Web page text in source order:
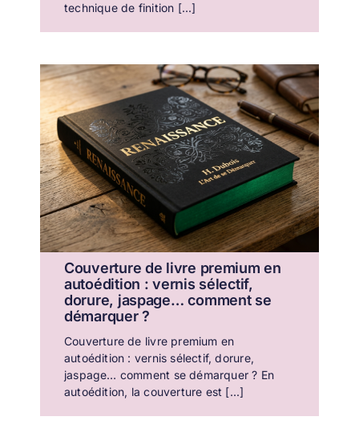
technique de finition [...]
Couverture de livre premium en
autoédition : vernis sélectif,
dorure, jaspage… comment se
démarquer ?
Couverture de livre premium en
autoédition : vernis sélectif, dorure,
jaspage… comment se démarquer ? En
autoédition, la couverture est [...]